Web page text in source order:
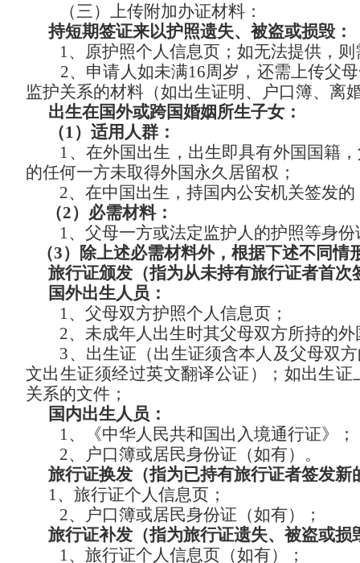
（三）上传附加办证材料：
持短期签证来以护照遗失、被盗或损毁：
1、原护照个人信息页；如无法提供，
2、申请人如未满16周岁，还需上传父
监护关系的材料（如出生证明、户口簿、离
出生在国外或跨国婚姻所生子女：
（1）适用人群：
1、在外国出生，出生即具有外国国籍
的任何一方未取得外国永久居留权；
2、在中国出生，持国内公安机关签发
（2）必需材料：
1、父母一方或法定监护人的护照等身份
（3）除上述必需材料外，根据下述不同情
旅行证颁发（指为从未持有旅行证者首
国外出生人员：
1、父母双方护照个人信息页；
2、未成年人出生时其父母双方所持的
3、出生证（出生证须含本人及父母双
文出生证须经过英文翻译公证）；如出生
关系的文件；
国内出生人员：
1、《中华人民共和国出入境通行证》；
2、户口簿或居民身份证（如有）。
旅行证换发（指为已持有旅行证者签发
1、旅行证个人信息页；
2、户口簿或居民身份证（如有）；
旅行证补发（指为旅行证遗失、被盗或
1、旅行证个人信息页（如有）；